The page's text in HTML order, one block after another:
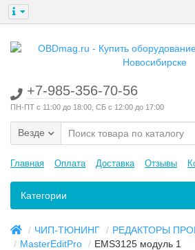
+7-985-356-70-56
ПН-ПТ с 11:00 до 18:00, СБ с 12:00 до 17:00
Везде
Главная Оплата Доставка Отзывы
Категории
ЧИП-ТЮНИНГ
РЕДАКТОРЫ
MasterEditPro
EMS3125 модуль 1